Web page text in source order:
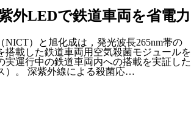
外LEDで鉄道車両を省電力
NICT）と旭化成は，発光波長265nm帯の
搭載した鉄道車両用空気殺菌モジュールを
実運行中の鉄道車両内への搭載を実証した
）。 深紫外線による殺菌応…